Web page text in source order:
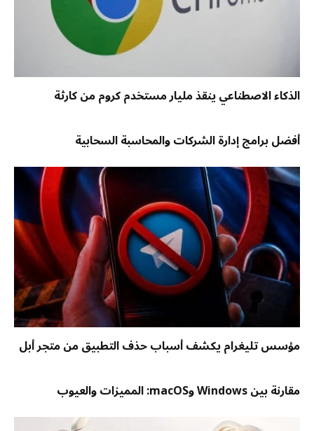
الذكاء الاصطناعي ينقذ مليار مستخدم كروم من كارثة
أفضل برامج إدارة الشركات والمحاسبة السحابية
مؤسس تليغرام يكشف أسباب حذف التطبيق من متجر أبل
مقارنة بين Windows وmacOS: المميزات والعيوب